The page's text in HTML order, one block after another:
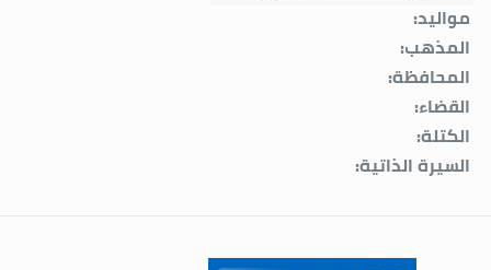
مواليد:
المذهب:
المحافظة:
القضاء:
الكتلة:
السيرة الذاتية: